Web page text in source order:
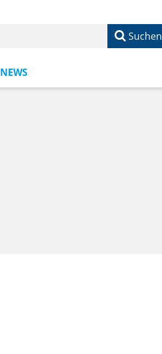
Suchen
NEWS